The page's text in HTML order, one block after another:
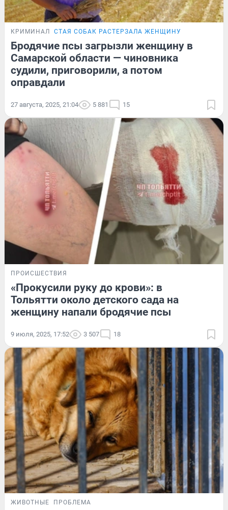
КРИМИНАЛ СТАЯ СОБАК РАСТЕРЗАЛА ЖЕНЩИНУ
Бродячие псы загрызли женщину в
Самарской области — чиновника
судили, приговорили, а потом
оправдали
27 августа, 2025, 21:04 5 881 15
ПРОИСШЕСТВИЯ
«Прокусили руку до крови»: в
Тольятти около детского сада на
женщину напали бродячие псы
9 июля, 2025, 17:52 3 507 18
ЖИВОТНЫЕ ПРОБЛЕМА